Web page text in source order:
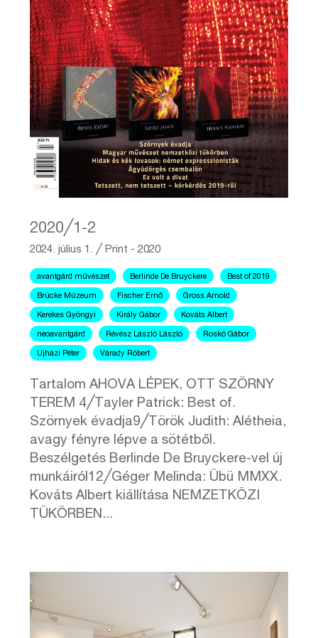
2020╱1-2
2024. július 1. ╱Print - 2020
avantgárd művészet Berlinde De Bruyckere Best of 2019
Brücke Múzeum Fischer Ernő Gross Arnold
Kerekes Gyöngyi Király Gábor Kováts Albert
neoavantgárd Révész László László Roskó Gábor
Ujházi Péter Várady Róbert
Tartalom AHOVA LÉPEK, OTT SZÖRNY
TEREM 4╱Tayler Patrick: Best of.
Szörnyek évadja9╱Török Judith: Alétheia,
avagy fényre lépve a sötétből.
Beszélgetés Berlinde De Bruyckere-vel új
munkáiról12╱Géger Melinda: Übü MMXX.
Kováts Albert kiállítása NEMZETKÖZI
TÜKÖRBEN...